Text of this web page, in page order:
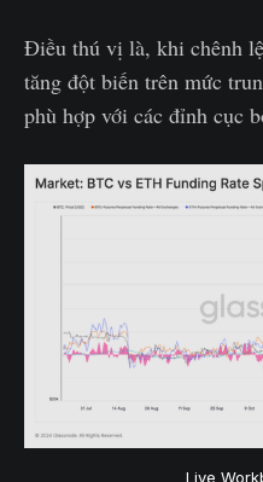
Điều thú vị là, khi chênh
tăng đột biến trên mức
phù hợp với các đỉnh cục
Live